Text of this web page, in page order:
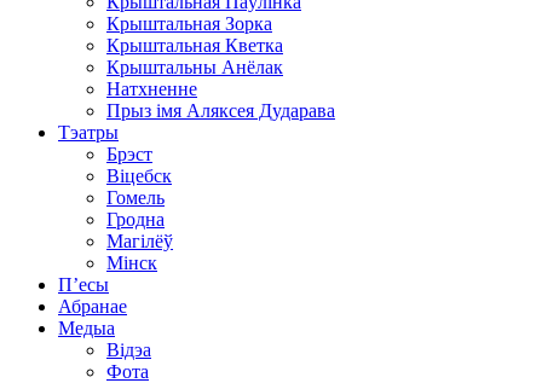
Крыштальная Зорка
Крыштальная Кветка
Крыштальны Анёлак
Натхненне
Прыз імя Аляксея Дударава
Тэатры
Брэст
Віцебск
Гомель
Гродна
Магілёў
Мінск
П’есы
Абранае
Медыа
Відэа
Фота